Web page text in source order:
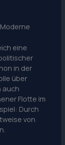
eine
in der
über
auch
Flotte im
Durch
von